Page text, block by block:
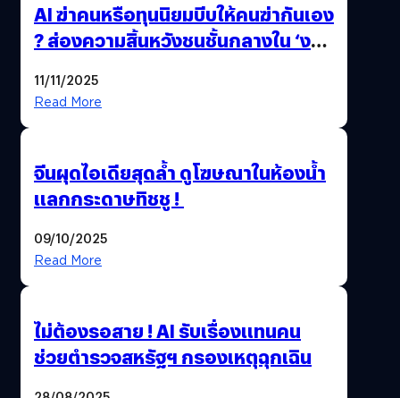
AI ฆ่าคนหรือทุนนิยมบีบให้คนฆ่ากันเอง
? ส่องความสิ้นหวังชนชั้นกลางใน ‘งาน
11/11/2025
Read More
จีนผุดไอเดียสุดล้ำ ดูโฆษณาในห้องน้ำ
แลกกระดาษทิชชู !
09/10/2025
Read More
ไม่ต้องรอสาย ! AI รับเรื่องแทนคน
ช่วยตำรวจสหรัฐฯ กรองเหตุฉุกเฉิน